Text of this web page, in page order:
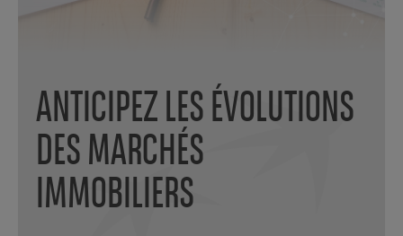
ANTICIPEZ LES ÉVOLUTIONS
DES MARCHÉS
IMMOBILIERS